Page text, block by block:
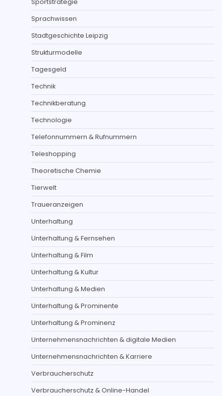
Sportstrategie
Sprachwissen
Stadtgeschichte Leipzig
Strukturmodelle
Tagesgeld
Technik
Technikberatung
Technologie
Telefonnummern & Rufnummern
Teleshopping
Theoretische Chemie
Tierwelt
Traueranzeigen
Unterhaltung
Unterhaltung & Fernsehen
Unterhaltung & Film
Unterhaltung & Kultur
Unterhaltung & Medien
Unterhaltung & Prominente
Unterhaltung & Prominenz
Unternehmensnachrichten & digitale Medien
Unternehmensnachrichten & Karriere
Verbraucherschutz
Verbraucherschutz & Online-Handel